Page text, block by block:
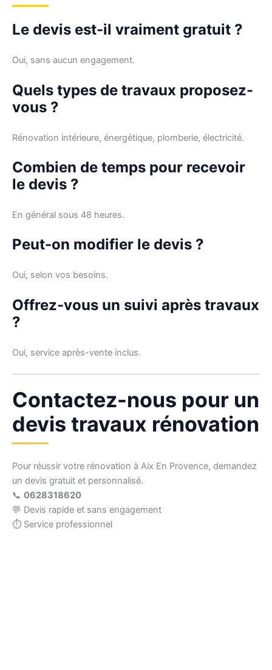
Le devis est-il vraiment gratuit ?
Oui, sans aucun engagement.
Quels types de travaux proposez-
vous ?
Rénovation intérieure, énergétique, plomberie, électricité.
Combien de temps pour recevoir
le devis ?
En général sous 48 heures.
Peut-on modifier le devis ?
Oui, selon vos besoins.
Offrez-vous un suivi après travaux
?
Oui, service après-vente inclus.
Contactez-nous pour un
devis travaux rénovation
Pour réussir votre rénovation à Aix En Provence, demandez
un devis gratuit et personnalisé.
📞 0628318620
💬 Devis rapide et sans engagement
⏱ Service professionnel